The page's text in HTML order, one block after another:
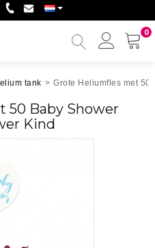
0
Mijn
tank > Grote Heliumfles met 50
50 Baby Shower
Kind